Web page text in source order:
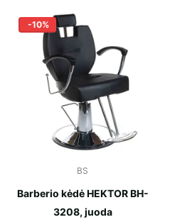
-10%
BS
Barberio kėdė HEKTOR BH-
3208, juoda